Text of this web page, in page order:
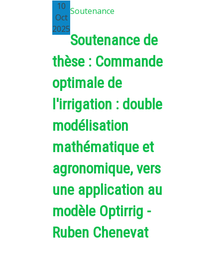
10
Oct
2025
Soutenance
Soutenance de
thèse : Commande
optimale de
l'irrigation : double
modélisation
mathématique et
agronomique, vers
une application au
modèle Optirrig -
Ruben Chenevat